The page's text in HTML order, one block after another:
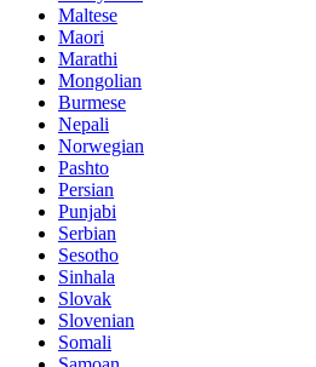
Maltese
Maori
Marathi
Mongolian
Burmese
Nepali
Norwegian
Pashto
Persian
Punjabi
Serbian
Sesotho
Sinhala
Slovak
Slovenian
Somali